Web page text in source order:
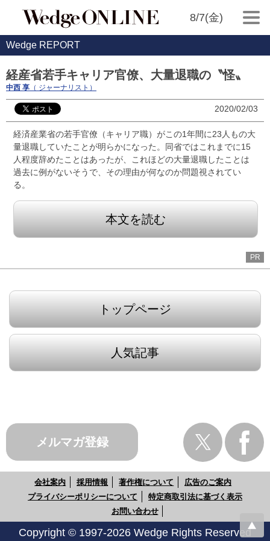
8/7(金)
Wedge REPORT
経産省若手キャリア官僚、大量退職の〝怪〟
中西 享 （ ジャーナリスト）
2020/02/03
経済産業省の若手官僚（キャリア職）がこの1年間に23人もの大
量退職していたことが明らかになった。同省ではこれまでに15
人程度辞めたことはあったが、これほどの大量退職したことは
過去に例がないそうで、その理由が何なのか問題視されてい
る。
本文を読む
PR
トップページ
人気記事
メルマガ登録
会社案内 採用情報 著作権について
広告のご案内
プライバシーポリシーについて
特定商取引法に基づく表示
お問い合わせ
Copyright © 1997-2026 Wedge Rights Reserved